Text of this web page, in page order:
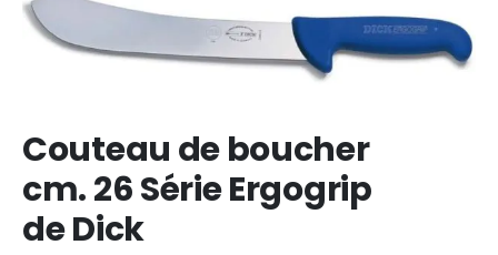
to
the
images
gallery
Couteau de boucher
cm. 26 Série Ergogrip
de Dick